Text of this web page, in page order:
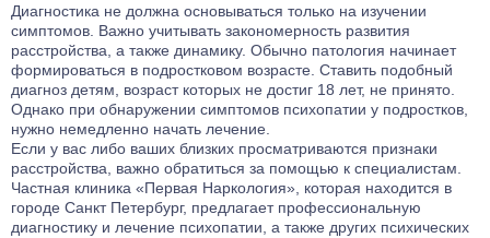
Диагностика не должна основываться только на изучении
симптомов. Важно учитывать закономерность развития
расстройства, а также динамику. Обычно патология начинает
формироваться в подростковом возрасте. Ставить подобный
диагноз детям, возраст которых не достиг 18 лет, не принято.
Однако при обнаружении симптомов психопатии у подростков,
нужно немедленно начать лечение.
Если у вас либо ваших близких просматриваются признаки
расстройства, важно обратиться за помощью к специалистам.
Частная клиника «Первая Наркология», которая находится в
городе Санкт Петербург, предлагает профессиональную
диагностику и лечение психопатии, а также других психических